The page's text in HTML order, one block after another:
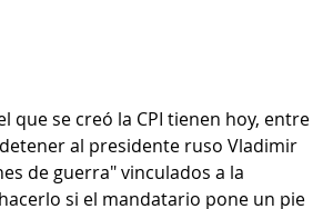
que se creó la CPI tienen hoy, entre
al presidente ruso Vladimir
de guerra" vinculados a la
si el mandatario pone un pie